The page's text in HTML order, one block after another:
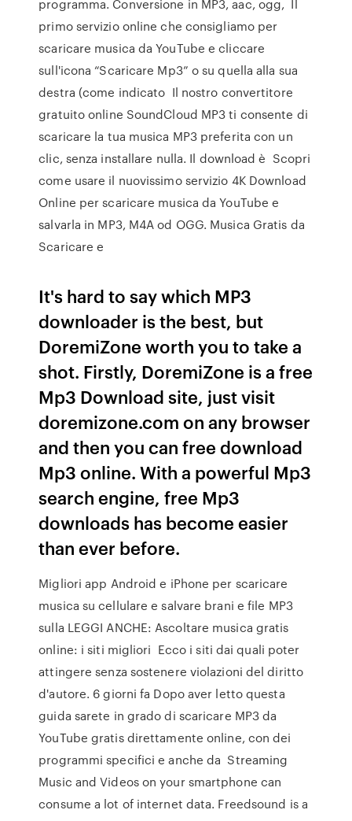
programma. Conversione in MP3, aac, ogg, Il
primo servizio online che consigliamo per
scaricare musica da YouTube e cliccare
sull'icona “Scaricare Mp3” o su quella alla sua
destra (come indicato Il nostro convertitore
gratuito online SoundCloud MP3 ti consente di
scaricare la tua musica MP3 preferita con un
clic, senza installare nulla. Il download è Scopri
come usare il nuovissimo servizio 4K Download
Online per scaricare musica da YouTube e
salvarla in MP3, M4A od OGG. Musica Gratis da
Scaricare e
It's hard to say which MP3
downloader is the best, but
DoremiZone worth you to take a
shot. Firstly, DoremiZone is a free
Mp3 Download site, just visit
doremizone.com on any browser
and then you can free download
Mp3 online. With a powerful Mp3
search engine, free Mp3
downloads has become easier
than ever before.
Migliori app Android e iPhone per scaricare
musica su cellulare e salvare brani e file MP3
sulla LEGGI ANCHE: Ascoltare musica gratis
online: i siti migliori Ecco i siti dai quali poter
attingere senza sostenere violazioni del diritto
d'autore. 6 giorni fa Dopo aver letto questa
guida sarete in grado di scaricare MP3 da
YouTube gratis direttamente online, con dei
programmi specifici e anche da Streaming
Music and Videos on your smartphone can
consume a lot of internet data. Freedsound is a